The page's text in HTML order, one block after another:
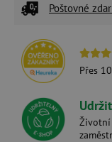
Poštovné
Přes
Životní